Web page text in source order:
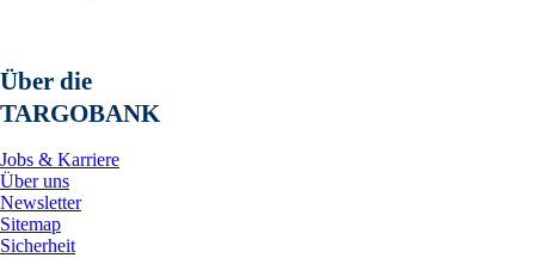
Über die
TARGOBANK
Jobs & Karriere
Über uns
Newsletter
Sitemap
Sicherheit